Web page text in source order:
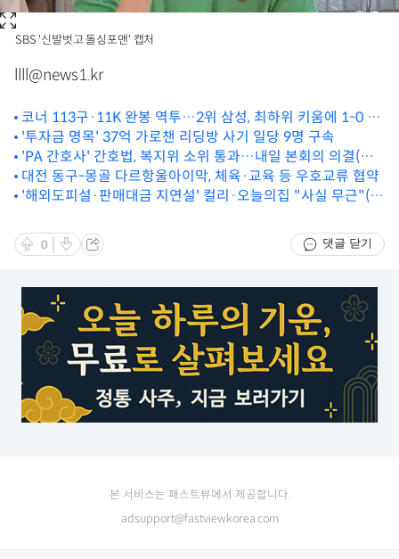
SBS '신발벗고 돌싱포맨' 캡처
llll@news1.kr
코너 113구·11K 완봉 역투…2위 삼성, 최하위 키움에 1-0 승
리
'투자금 명목' 37억 가로챈 리딩방 사기 일당 9명 구속
'PA 간호사' 간호법, 복지위 소위 통과…내일 본회의 의결(종
합)
대전 동구-몽골 다르항울아이막, 체육·교육 등 우호교류 협약
'해외도피설·판매대금 지연설' 컬리·오늘의집 "사실 무근"(종
0 댓글 닫기
본 서비스는 패스트뷰에서 제공합니다.
adsupport@fastviewkorea.com